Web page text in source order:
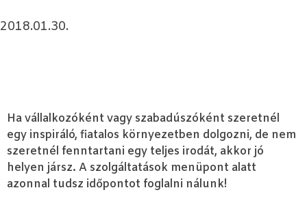
2018.01.30.
Ha vállalkozóként vagy szabadúszóként szeretnél
egy inspiráló, fiatalos környezetben dolgozni, de nem
szeretnél fenntartani egy teljes irodát, akkor jó
helyen jársz. A szolgáltatások menüpont alatt
azonnal tudsz időpontot foglalni nálunk!